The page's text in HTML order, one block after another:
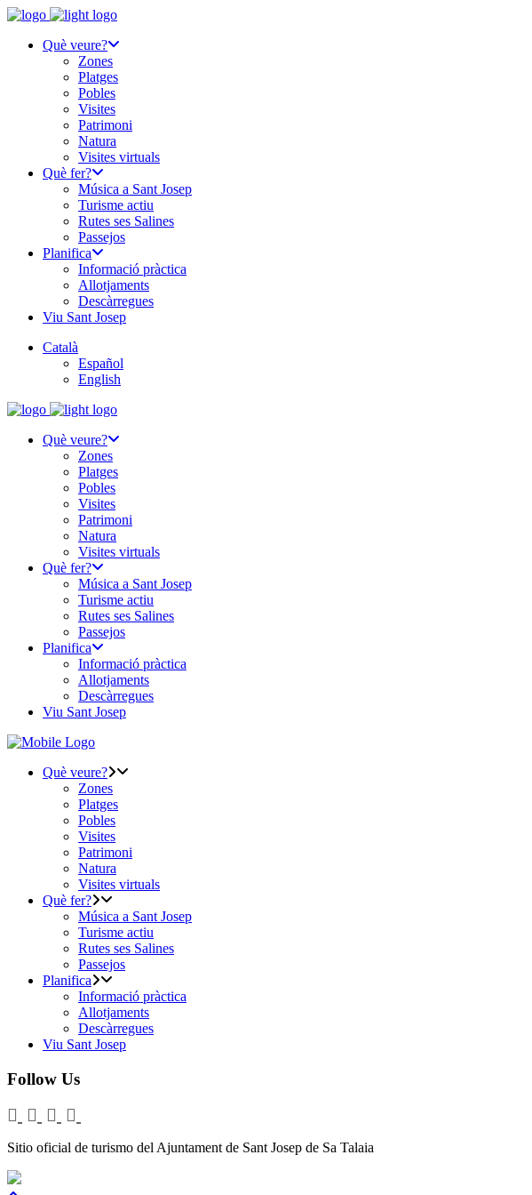
Què veure?
Zones
Platges
Pobles
Visites
Patrimoni
Natura
Visites virtuals
Què fer?
Música a Sant Josep
Turisme actiu
Rutes ses Salines
Passejos
Planifica
Informació pràctica
Allotjaments
Descàrregues
Viu Sant Josep
Català
Español
English
Què veure?
Zones
Platges
Pobles
Visites
Patrimoni
Natura
Visites virtuals
Què fer?
Música a Sant Josep
Turisme actiu
Rutes ses Salines
Passejos
Planifica
Informació pràctica
Allotjaments
Descàrregues
Viu Sant Josep
Què veure?
Zones
Platges
Pobles
Visites
Patrimoni
Natura
Visites virtuals
Què fer?
Música a Sant Josep
Turisme actiu
Rutes ses Salines
Passejos
Planifica
Informació pràctica
Allotjaments
Descàrregues
Viu Sant Josep
Follow Us
Sitio oficial de turismo del Ajuntament de Sant Josep de Sa Talaia